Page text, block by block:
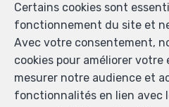
Certains cookies sont
fonctionnement du site et
Avec votre consentement,
cookies pour améliorer votre
mesurer notre audience et
fonctionnalités en lien avec
—
Agent immobilier agréé IPI
Belgique - N° entreprise :
Instance de contrôle:
immobiliers, rue du